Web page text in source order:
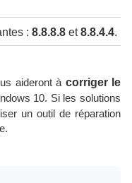
: 8.8.8.8 et8.8.4.4.
aideront à corriger le
10. Si les solutions
un outil de réparation